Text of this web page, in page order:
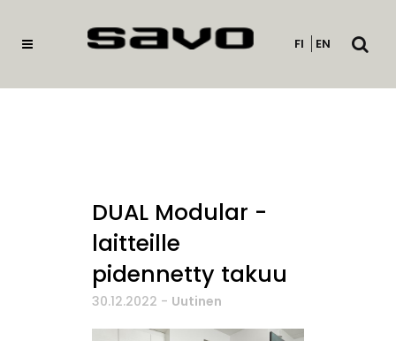
FI EN
Avaa
DUAL Modular -
laitteille
pidennetty takuu
30.12.2022 - Uutinen